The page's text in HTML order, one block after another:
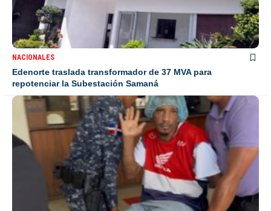
NACIONALES
Edenorte traslada transformador de 37 MVA para
repotenciar la Subestación Samaná